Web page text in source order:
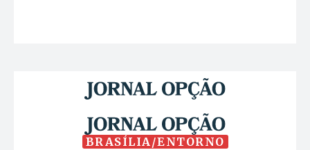
BRASÍLIA/ENTORNO